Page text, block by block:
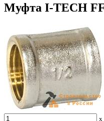
Муфта I-TECH
x